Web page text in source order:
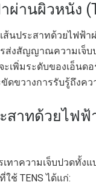
านผิวหนัง
นประสาทด้วยไฟฟ้า
งสัญญาณความเจ็บ
พิ่มระดับของเอ็นดอ
ดขวางการรับรู้ถึงคว
สาทด้วยไฟฟ้
ทาความเจ็บปวดทั้ง
ช้ TENS ได้แก่: